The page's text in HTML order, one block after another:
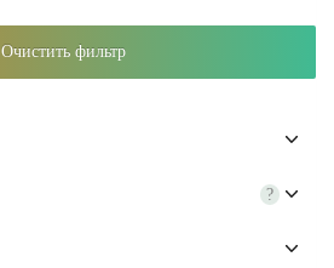
Очистить фильтр
?